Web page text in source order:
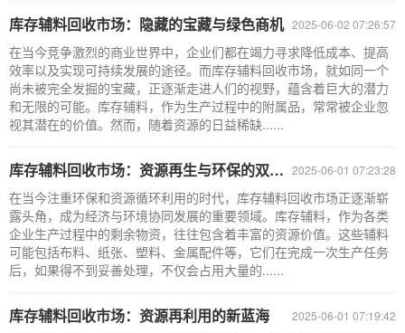
2025-06-02 07:26:57
库存辅料回收市场：隐藏的宝藏与绿色商机
在当今竞争激烈的商业世界中，企业们都在竭力寻求降低成本、提高
效率以及实现可持续发展的途径。而库存辅料回收市场，就如同一个
尚未被完全发掘的宝藏，正逐渐走进人们的视野，蕴含着巨大的潜力
和无限的可能。库存辅料，作为生产过程中的附属品，常常被企业忽
视其潜在的价值。然而，随着资源的日益稀缺......
2025-06-01 07:23:28
库存辅料回收市场：资源再生与环保的双赢之道
在当今注重环保和资源循环利用的时代，库存辅料回收市场正逐渐崭
露头角，成为经济与环境协同发展的重要领域。库存辅料，作为各类
企业生产过程中的剩余物资，往往包含着丰富的资源价值。这些辅料
可能包括布料、纸张、塑料、金属配件等，它们在完成一次生产任务
后，如果得不到妥善处理，不仅会占用大量的......
2025-06-01 07:19:42
库存辅料回收市场：资源再利用的新蓝海